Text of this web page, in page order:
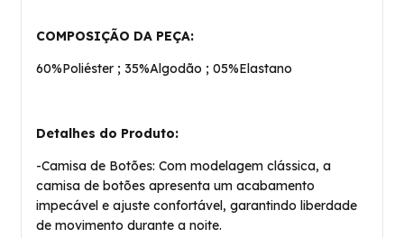
COMPOSIÇÃO DA PEÇA:
60%Poliéster ; 35%Algodão ; 05%Elastano
Detalhes do Produto:
-Camisa de Botões: Com modelagem clássica, a
camisa de botões apresenta um acabamento
impecável e ajuste confortável, garantindo liberdade
de movimento durante a noite.